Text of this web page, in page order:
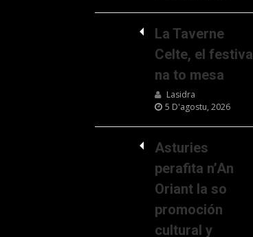
La Taverne
Celte, el festival
na to mesa
Lasidra
5 D'agostu, 2026
Asturies
perafita n’An
Oriant la so
promoción
cultural y